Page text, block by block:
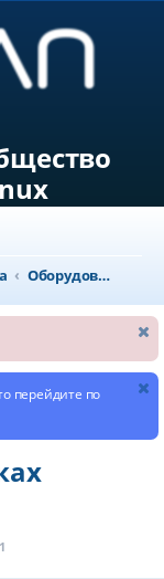
Оборудование и конфигурация системы
перейдите по
1